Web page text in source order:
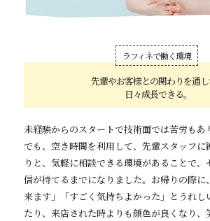
ラフィネで働く環境
先輩やお客様との関わりを通し
日々成長できる。
未経験からのスタートで技術面では苦労もあ
でも、空き時間を利用して、先輩スタッフに
りと、気軽に相談できる環境があることで、
信が持てるまでになりました。お帰りの際に
来ます」「すごく気持ちよかった」とうれし
たり、来店された時よりも顔色が良くなり、